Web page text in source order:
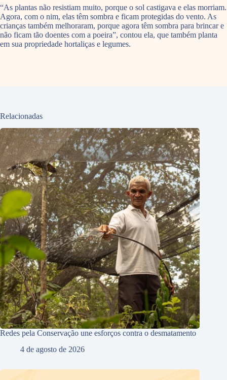
“As plantas não resistiam muito, porque o sol castigava e elas morriam.
Agora, com o nim, elas têm sombra e ficam protegidas do vento. As
crianças também melhoraram, porque agora têm sombra para brincar e
não ficam tão doentes com a poeira”, contou ela, que também planta
em sua propriedade hortaliças e legumes.
Relacionadas
Redes pela Conservação une esforços contra o desmatamento
4 de agosto de 2026